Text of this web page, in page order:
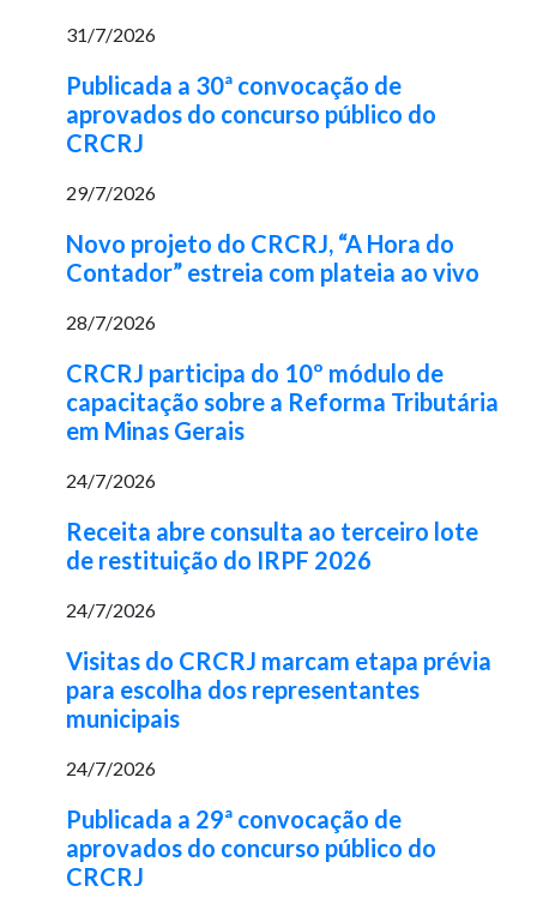
31/7/2026
Publicada a 30ª convocação de
aprovados do concurso público do
CRCRJ
29/7/2026
Novo projeto do CRCRJ, “A Hora do
Contador” estreia com plateia ao vivo
28/7/2026
CRCRJ participa do 10º módulo de
capacitação sobre a Reforma Tributária
em Minas Gerais
24/7/2026
Receita abre consulta ao terceiro lote
de restituição do IRPF 2026
24/7/2026
Visitas do CRCRJ marcam etapa prévia
para escolha dos representantes
municipais
24/7/2026
Publicada a 29ª convocação de
aprovados do concurso público do
CRCRJ